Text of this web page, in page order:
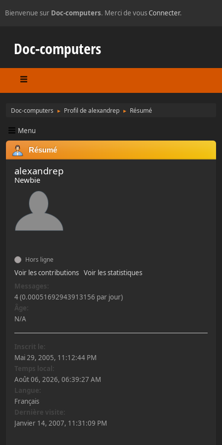
Bienvenue sur Doc-computers. Merci de vousConnecter.
Doc-computers
Doc-computers ► Profil de alexandrep ► Résumé
Menu
Résumé
alexandrep
Newbie
Hors ligne
Voir les contributions Voir les statistiques
Messages:
4 (0.00051692943913156 par jour)
Âge:
N/A
Inscrit le:
Mai 29, 2005, 11:12:44 PM
Temps local:
Août 06, 2026, 06:39:27 AM
Langue:
Français
Dernière visite:
Janvier 14, 2007, 11:31:09 PM